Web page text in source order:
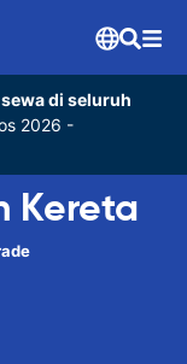
di seluruh
2026 -
Kereta